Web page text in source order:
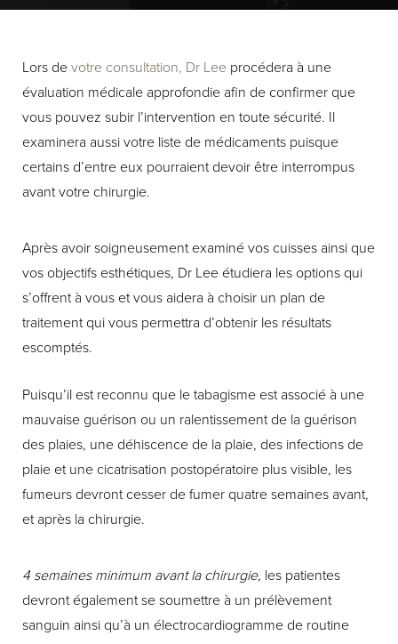
Lors devotre consultation, Dr Lee procédera à une
évaluation médicale approfondie afin de confirmer que
vous pouvez subir l’intervention en toute sécurité. Il
examinera aussi votre liste de médicaments puisque
certains d’entre eux pourraient devoir être interrompus
avant votre chirurgie.
Après avoir soigneusement examiné vos cuisses ainsi que
vos objectifs esthétiques, Dr Lee étudiera les options qui
s’offrent à vous et vous aidera à choisir un plan de
traitement qui vous permettra d’obtenir les résultats
escomptés.
Puisqu’il est reconnu que le tabagisme est associé à une
mauvaise guérison ou un ralentissement de la guérison
des plaies, une déhiscence de la plaie, des infections de
plaie et une cicatrisation postopératoire plus visible, les
fumeurs devront cesser de fumer quatre semaines avant,
et après la chirurgie.
4 semaines minimum avant la chirurgie, les patientes
devront également se soumettre à un prélèvement
sanguin ainsi qu’à un électrocardiogramme de routine